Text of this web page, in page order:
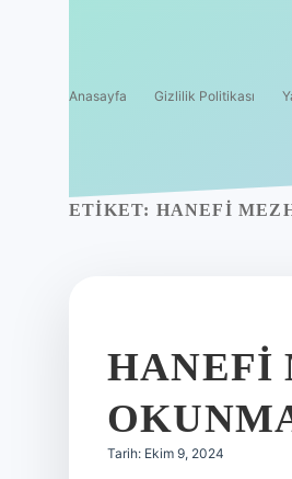
Anasayfa Gizlilik Politikası
ETIKET: HANEFI
HANEFI
Tarih: Ekim 9, 2024